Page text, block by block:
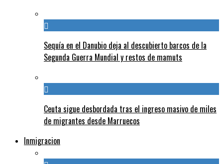
Sequía en el Danubio deja al descubierto barcos de la
Segunda Guerra Mundial y restos de mamuts
Ceuta sigue desbordada tras el ingreso masivo de miles
de migrantes desde Marruecos
Inmigracion